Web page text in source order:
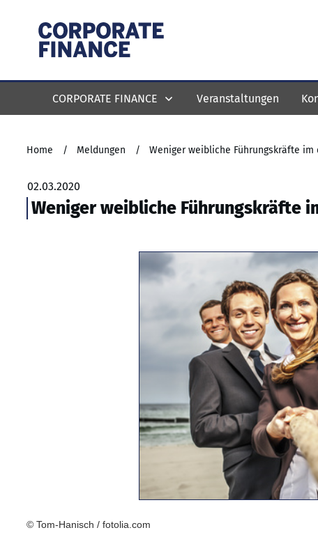
CORPORATE FINANCE Veranstaltungen
Home / Meldungen / Weniger weibliche Führungskräfte
02.03.2020
Weniger weibliche Führungskräfte
© Tom-Hanisch / fotolia.com